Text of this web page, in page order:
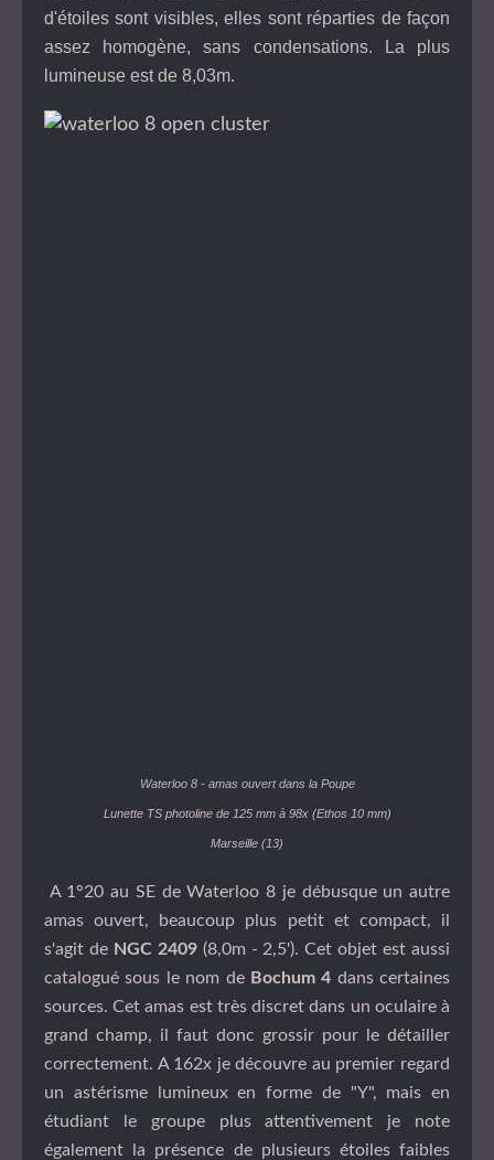
d'étoiles sont visibles, elles sont réparties de façon
assez homogène, sans condensations. La plus
lumineuse est de 8,03m.
Waterloo 8 - amas ouvert dans la Poupe
Lunette TS photoline de 125 mm à 98x (Ethos 10 mm)
Marseille (13)
A 1°20 au SE de Waterloo 8 je débusque un autre
amas ouvert, beaucoup plus petit et compact, il
s'agit de NGC 2409(8,0m - 2,5'). Cet objet est aussi
catalogué sous le nom de Bochum 4 dans certaines
sources. Cet amas est très discret dans un oculaire à
grand champ, il faut donc grossir pour le détailler
correctement. A 162x je découvre au premier regard
un astérisme lumineux en forme de "Y", mais en
étudiant le groupe plus attentivement je note
également la présence de plusieurs étoiles faibles